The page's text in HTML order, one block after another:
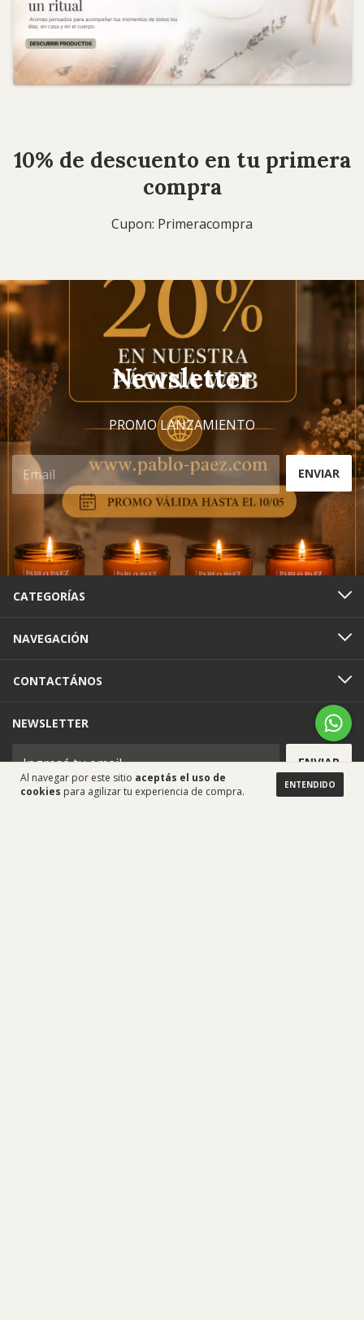
Al navegar por este sitio aceptás el uso de
cookies para agilizar tu experiencia de compra. ENTENDIDO
10% de descuento en tu primera
compra
Cupon: Primeracompra
Newsletter
PROMO LANZAMIENTO
CATEGORÍAS
NAVEGACIÓN
CONTACTÁNOS
NEWSLETTER